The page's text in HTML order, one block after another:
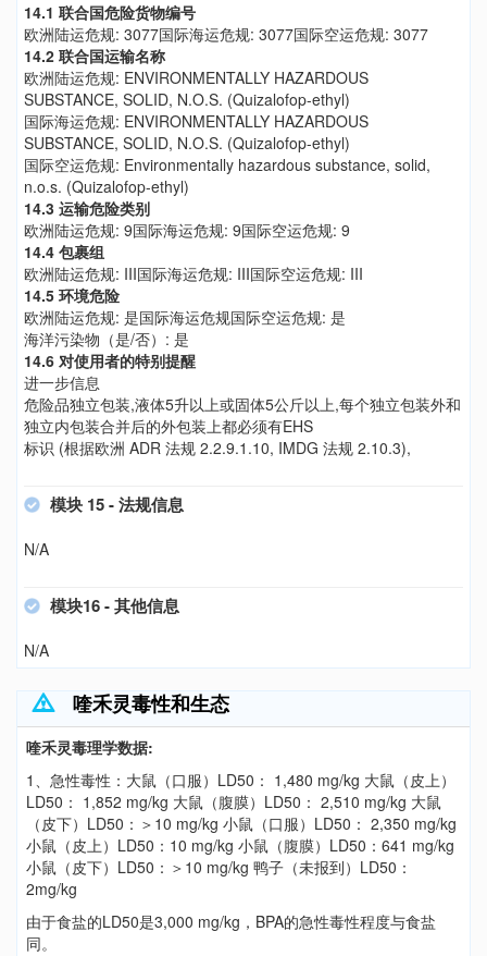
14.1 联合国危险货物编号
欧洲陆运危规: 3077国际海运危规: 3077国际空运危规: 3077
14.2 联合国运输名称
欧洲陆运危规: ENVIRONMENTALLY HAZARDOUS
SUBSTANCE, SOLID, N.O.S. (Quizalofop-ethyl)
国际海运危规: ENVIRONMENTALLY HAZARDOUS
SUBSTANCE, SOLID, N.O.S. (Quizalofop-ethyl)
国际空运危规: Environmentally hazardous substance, solid,
n.o.s. (Quizalofop-ethyl)
14.3 运输危险类别
欧洲陆运危规: 9国际海运危规: 9国际空运危规: 9
14.4 包裹组
欧洲陆运危规: III国际海运危规: III国际空运危规: III
14.5 环境危险
欧洲陆运危规: 是国际海运危规国际空运危规: 是
海洋污染物（是/否）: 是
14.6 对使用者的特别提醒
进一步信息
危险品独立包装,液体5升以上或固体5公斤以上,每个独立包装外和
独立内包装合并后的外包装上都必须有EHS
标识 (根据欧洲 ADR 法规 2.2.9.1.10, IMDG 法规 2.10.3),
模块 15 - 法规信息
N/A
模块16 - 其他信息
N/A
喹禾灵毒性和生态
喹禾灵毒理学数据:
1、急性毒性：大鼠（口服）LD50： 1,480 mg/kg 大鼠（皮上）
LD50： 1,852 mg/kg 大鼠（腹膜）LD50： 2,510 mg/kg 大鼠
（皮下）LD50：＞10 mg/kg 小鼠（口服）LD50： 2,350 mg/kg
小鼠（皮上）LD50：10 mg/kg 小鼠（腹膜）LD50：641 mg/kg
小鼠（皮下）LD50：＞10 mg/kg 鸭子（未报到）LD50：
2mg/kg
由于食盐的LD50是3,000 mg/kg，BPA的急性毒性程度与食盐
同。